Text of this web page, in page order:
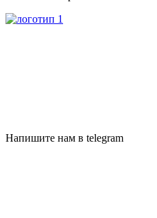
Напишите нам в telegram